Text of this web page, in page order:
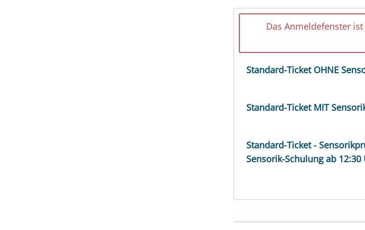
Das Anmeldefenster
Standard-Ticket OHNE
Standard-Ticket MIT
Standard-Ticket -
Sensorik-Schulung ab 12:30